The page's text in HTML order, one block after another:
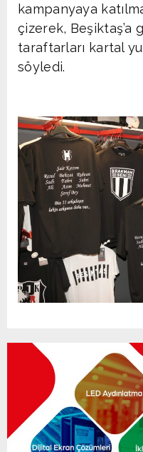
kampanyaya
çizerek, Beşiktaş’a
taraftarları kartal
söyledi.